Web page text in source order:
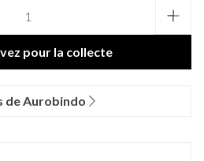
pour la collecte
de Aurobindo